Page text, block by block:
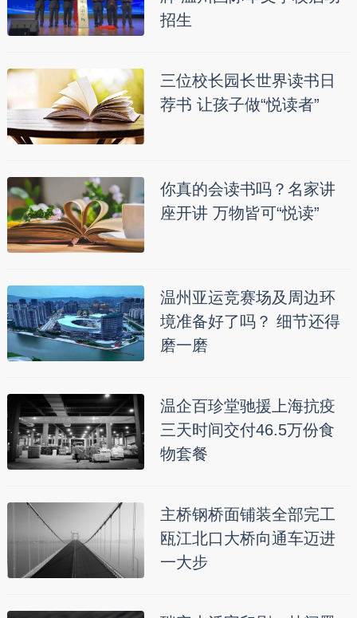
招生
三位校长园长世界读书日
荐书 让孩子做“悦读者”
你真的会读书吗？名家讲
座开讲 万物皆可“悦读”
温州亚运竞赛场及周边环
境准备好了吗？ 细节还得
磨一磨
温企百珍堂驰援上海抗疫
三天时间交付46.5万份食
物套餐
主桥钢桥面铺装全部完工
瓯江北口大桥向通车迈进
一大步